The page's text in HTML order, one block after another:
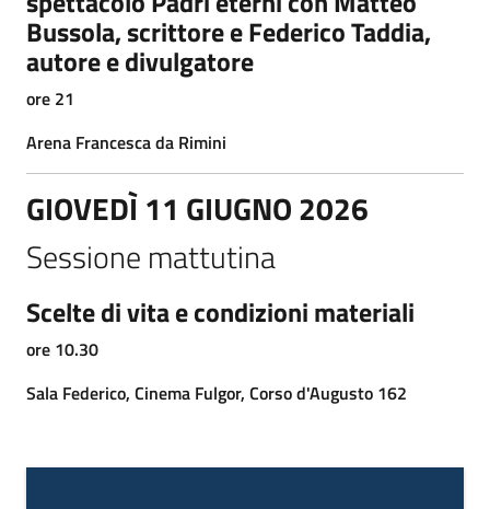
Bussola, scrittore e Federico Taddia,
autore e divulgatore
ore 21
Arena Francesca da Rimini
GIOVEDÌ 11 GIUGNO 2026
Sessione mattutina
Scelte di vita e condizioni materiali
ore 10.30
Sala Federico, Cinema Fulgor, Corso d'Augusto 162